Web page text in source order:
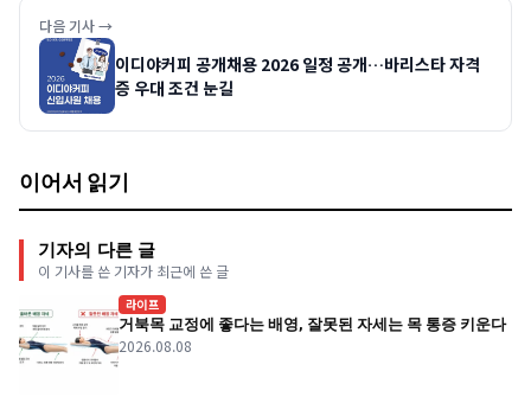
다음 기사 →
이디야커피 공개채용 2026 일정 공개…바리스타 자격
증 우대 조건 눈길
이어서 읽기
기자의 다른 글
이 기사를 쓴 기자가 최근에 쓴 글
라이프
거북목 교정에 좋다는 배영, 잘못된 자세는 목 통증 키운다
2026.08.08